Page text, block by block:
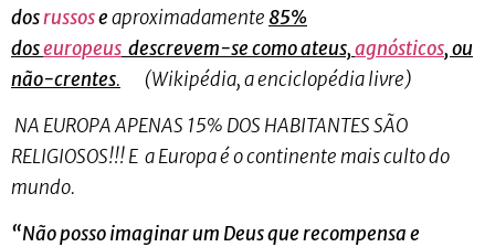
dosrussoseaproximadamente 85%
doseuropeus descrevem-se como ateus,agnósticos, ou
não-crentes. (Wikipédia, a enciclopédia livre)
NA EUROPA APENAS 15% DOS HABITANTES SÃO
RELIGIOSOS!!! E a Europa é o continente mais culto do
mundo.
“Não posso imaginar um Deus que recompensa e